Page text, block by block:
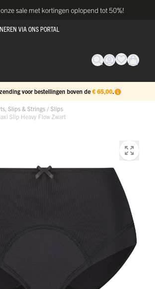
sale met kortingen oplopend tot 50%!
VIA ONS PORTAL
voor bestellingen boven de € 65,00.
Slips & Strings / Slips
Slip Heavy Flow Zwart